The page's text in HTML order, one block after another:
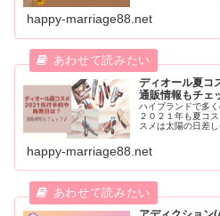
力あふれるルナソ
をご紹介します。
happy-marriage88.net
ディオール夏コ
通販情報もチェ
ハイブランドで多
２０２１年も夏コ
スメは太陽の日差
ご紹介します。
happy-marriage88.net